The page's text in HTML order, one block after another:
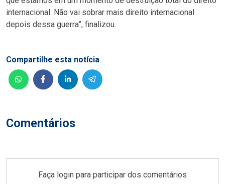
internacional. Não vai sobrar mais direito internacional
depois dessa guerra”, finalizou.
Comentários
Compartilhe esta notícia
Faça login para participar dos comentários